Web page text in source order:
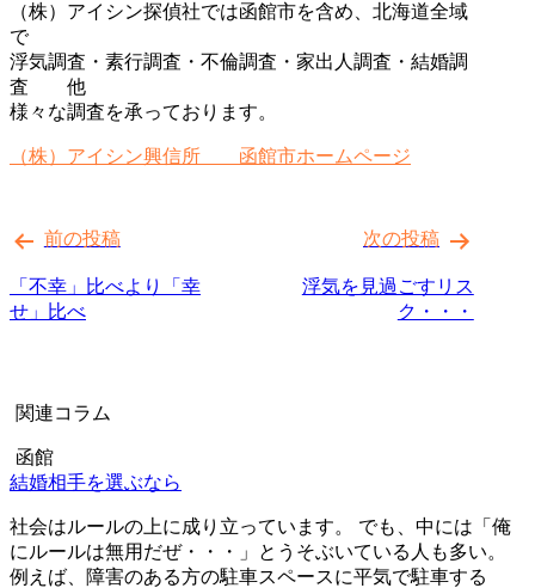
（株）アイシン探偵社では函館市を含め、北海道全域
で
浮気調査・素行調査・不倫調査・家出人調査・結婚調
査 他
様々な調査を承っております。
（株）アイシン興信所 函館市ホームページ
稿
ナ
ビ
ー
ョ
ン
前の投稿
「不幸」比べより「幸
せ」比べ
次の投稿
浮気を見過ごすリス
ク・・・
関連コラム
函館
結婚相手を選ぶなら
社会はルールの上に成り立っています。 でも、中には「俺
にルールは無用だぜ・・・」とうそぶいている人も多い。
例えば、障害のある方の駐車スペースに平気で駐車する